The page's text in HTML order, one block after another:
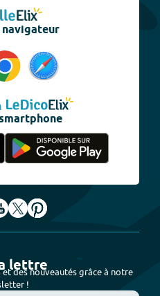
lettre
des nouveautés grâce à notre
!